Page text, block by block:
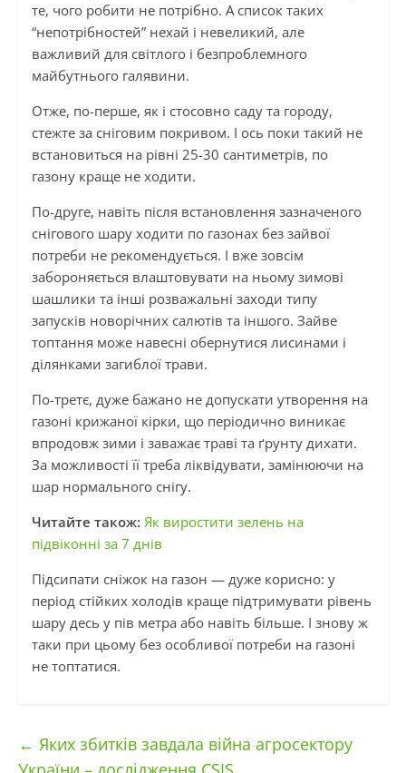
те, чого робити не потрібно. А список таких
“непотрібностей” нехай і невеликий, але
важливий для світлого і безпроблемного
майбутнього галявини.
Отже, по-перше, як і стосовно саду та городу,
стежте за сніговим покривом. І ось поки такий не
встановиться на рівні 25-30 сантиметрів, по
газону краще не ходити.
По-друге, навіть після встановлення зазначеного
снігового шару ходити по газонах без зайвої
потреби не рекомендується. І вже зовсім
забороняється влаштовувати на ньому зимові
шашлики та інші розважальні заходи типу
запусків новорічних салютів та іншого. Зайве
топтання може навесні обернутися лисинами і
ділянками загиблої трави.
По-третє, дуже бажано не допускати утворення на
газоні крижаної кірки, що періодично виникає
впродовж зими і заважає траві та ґрунту дихати.
За можливості її треба ліквідувати, замінюючи на
шар нормального снігу.
Читайте також: Як виростити зелень на
підвіконні за 7 днів
Підсипати сніжок на газон — дуже корисно: у
період стійких холодів краще підтримувати рівень
шару десь у пів метра або навіть більше. І знову ж
таки при цьому без особливої потреби на газоні
не топтатися.
← Яких збитків завдала війна агросектору